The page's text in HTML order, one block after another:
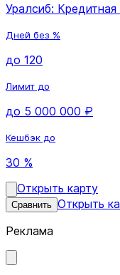
Уралсиб: Кредитная
Дней без %
до 120
Лимит до
до 5 000 000 ₽
Кешбэк до
30 %
Открыть карту
Сравнить Открыть
Реклама